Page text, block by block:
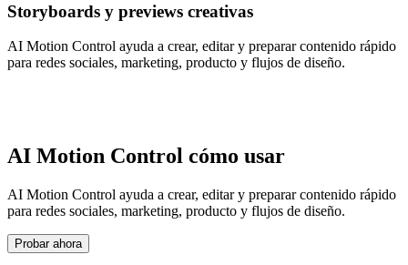
Storyboards y previews creativas
AI Motion Control ayuda a crear, editar y preparar contenido rápido
para redes sociales, marketing, producto y flujos de diseño.
AI Motion Control cómo usar
AI Motion Control ayuda a crear, editar y preparar contenido rápido
para redes sociales, marketing, producto y flujos de diseño.
Probar ahora